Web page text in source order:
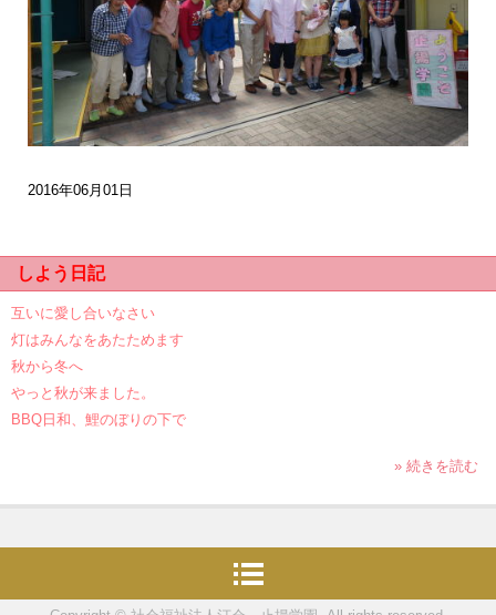
2016年06月01日
しよう日記
互いに愛し合いなさい
灯はみんなをあたためます
秋から冬へ
やっと秋が来ました。
BBQ日和、鯉のぼりの下で
» 続きを読む